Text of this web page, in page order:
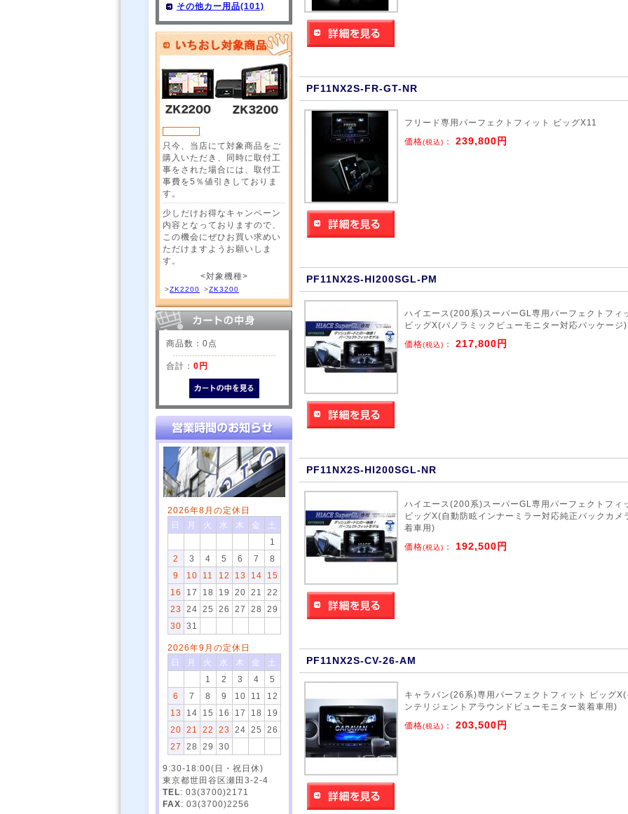
その他カー用品(101)
只今、当店にて対象商品をご
購入いただき、同時に取付工
事をされた場合には、取付工
事費を5％値引きしておりま
す。
少しだけお得なキャンペーン
内容となっておりますので、
この機会にぜひお買い求めい
ただけますようお願いしま
す。
<対象機種>
>ZK2200 >ZK3200
商品数：0点
合計： 0円
2026年8月の定休日
日
月 火 水 木 金
土
1
2
3 4 5 6 7
8
9
10 11 12 13 14
15
16
17 18 19 20 21
22
23
24 25 26 27 28
29
30
31
2026年9月の定休日
日
月 火 水 木 金
土
1
2 3 4
5
6
7 8 9 10 11
12
13
14 15 16 17 18
19
20
21 22 23 24 25
26
27
28 29 30
9:30-18:00(日・祝日休)
東京都世田谷区瀬田3-2-4
TEL: 03(3700)2171
FAX: 03(3700)2256
PF11NX2S-FR-GT-NR
フリード専用パーフェクトフィット ビッグX11
価格(税込) ： 239,800円
PF11NX2S-HI200SGL-PM
ハイエース(200系)スーパーGL専用パーフェクトフィ
ビッグX(パノラミックビューモニター対応パッケージ)
価格(税込) ： 217,800円
PF11NX2S-HI200SGL-NR
ハイエース(200系)スーパーGL専用パーフェクトフィ
ビッグX(自動防眩インナーミラー対応純正バックカメ
着車用)
価格(税込) ： 192,500円
PF11NX2S-CV-26-AM
キャラバン(26系)専用パーフェクトフィット ビッグX(
ンテリジェントアラウンドビューモニター装着車用)
価格(税込) ： 203,500円